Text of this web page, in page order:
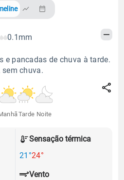
0.1mm
e pancadas de chuva à tarde.
chuva.
Tarde Noite
Sensação térmica
21°24°
Vento